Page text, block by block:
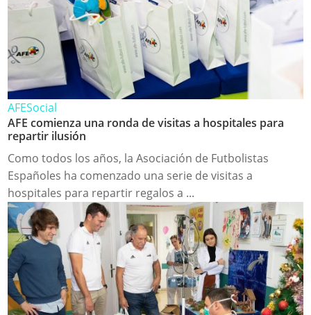
AFESocial
AFE comienza una ronda de visitas a hospitales para
repartir ilusión
Como todos los años, la Asociación de Futbolistas
Españoles ha comenzado una serie de visitas a
hospitales para repartir regalos a ...